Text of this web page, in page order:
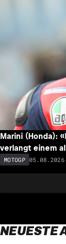
Marini (Honda):
verlangt einem
MOTOGP
NEUESTE